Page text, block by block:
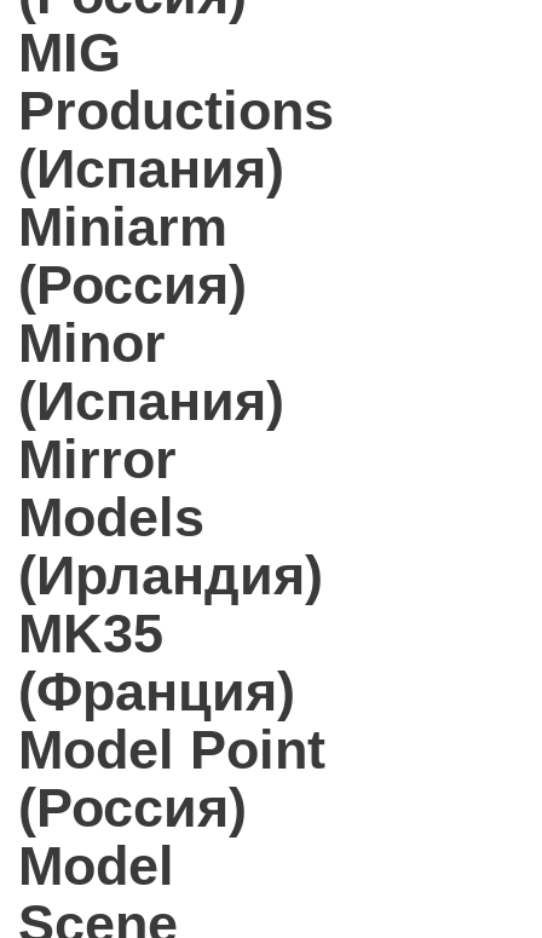
MIG
Productions
(Испания)
Miniarm
(Россия)
Minor
(Испания)
Mirror
Models
(Ирландия)
MK35
(Франция)
Model Point
(Россия)
Model
Scene